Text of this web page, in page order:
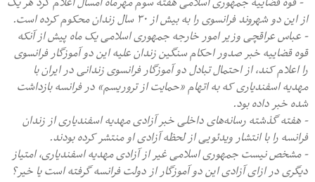
از این دو شهروند فرانسوی را به بیش از ۳۰ سال زندان محکوم کرده است.
- عباس عراقچی وزیر امور خارجه جمهوری اسلامی یک ماه پیش از آنکه
قوه قضاییه خبر صدور احکام سنگین زندان علیه این دو آموزگار فرانسوی
را اعلام کند، از احتمال تبادل دو آموزگار فرانسوی زندانی در ایران با
مهدیه اسفندیاری که به اتهام «حمایت از تروریسم» در فرانسه بازداشت
شده خبر داده بود.
- هفته گذشته رسانه‌های داخلی خبر آزادی مهدیه اسفندیاری از زندان
فرانسه را با انتشار ویدئویی از لحظه آزادی او منتشر کرده بودند.
- مشخص نیست جمهوری اسلامی غیر از آزادی مهدیه اسفندیاری، امتیاز
دیگری در ازای آزادی این دو آموزگار از دولت فرانسه گرفته است یا خیر؟